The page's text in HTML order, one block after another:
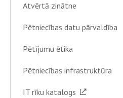
Atvērtā zinātne
Pētniecības datu pārvaldība
Pētījumu ētika
Pētniecības infrastruktūra
IT rīku katalogs